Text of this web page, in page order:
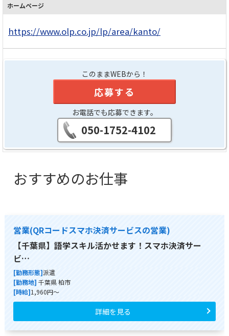
ホームページ
https://www.olp.co.jp/lp/area/kanto/
このままWEBから！
応募する
お電話でも応募できます。
050-1752-4102
おすすめのお仕事
営業(QRコードスマホ決済サービスの営業)
【千葉県】語学スキル活かせます！スマホ決済サー
ビ…
[勤務形態]派遣
[勤務地] 千葉県 柏市
[時給]1,960円～
詳細を見る